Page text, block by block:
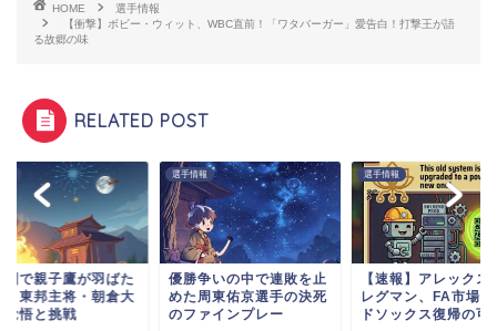
HOME
選手情報
【衝撃】ボビー・ウィット、WBC直前！「ワタバーガー」愛告白！打撃王が語
る故郷の味
RELATED POST
園で親子鷹が羽ばた
、東邦主将・朝倉大
覚悟と挑戦
選手情報
優勝争いの中で連敗を止
めた周東佑京選手の決死
のファインプレー
選手情報
【速報】アレックス
レグマン、FA市場
ドソックス復帰の可